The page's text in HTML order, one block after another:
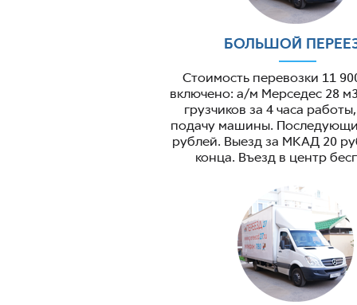
БОЛЬШОЙ
Стоимость перевозки 11
включено: а/м Мерседес 28
грузчиков за 4 часа
подачу машины.
рублей. Выезд за МКАД 20
конца. Въезд в центр